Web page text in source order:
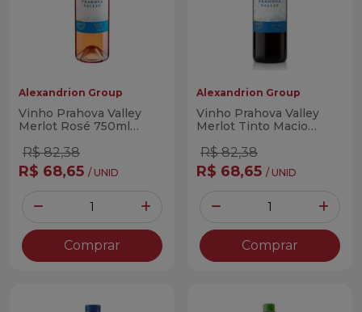
Alexandrion Group
Vinho Prahova Valley
Merlot Rosé 750ml
R$ 82,38
R$ 68,65 / UNID
Diminuir Quantidade
Quantidade
Adicionar Quantidade
Comprar
Alexandrion Group
Vinho Prahova Valley
Merlot Tinto Macio
R$ 82,38
R$ 68,65 / UNID
Diminuir Quantidade
Quantidade
Comprar